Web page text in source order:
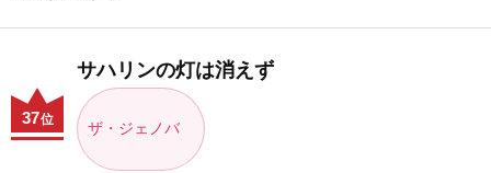
サハリンの灯は消えず
ザ・ジェノバ
37位